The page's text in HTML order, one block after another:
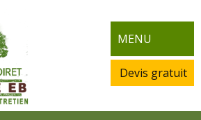
MENU
Devis gratuit